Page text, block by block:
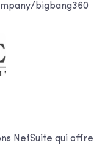
bigbang360
NetSuite qui offre